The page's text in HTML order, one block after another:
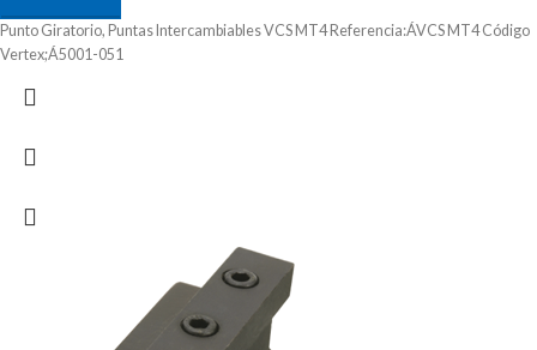
Punto Giratorio, Puntas Intercambiables VCS MT4 Referencia:ÁVCS MT4 Código
Vertex;Á5001-051